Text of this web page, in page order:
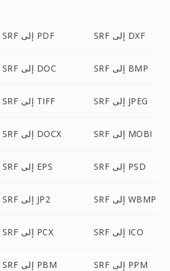
SRF إلى PDF SRF إلى DXF
SRF إلى DOC SRF إلى BMP
SRF إلى TIFF SRF إلى JPEG
SRF إلى DOCX SRF إلى MOBI
SRF إلى EPS SRF إلى PSD
SRF إلى JP2 SRF إلى WBMP
SRF إلى PCX SRF إلى ICO
SRF إلى PBM SRF إلى PPM